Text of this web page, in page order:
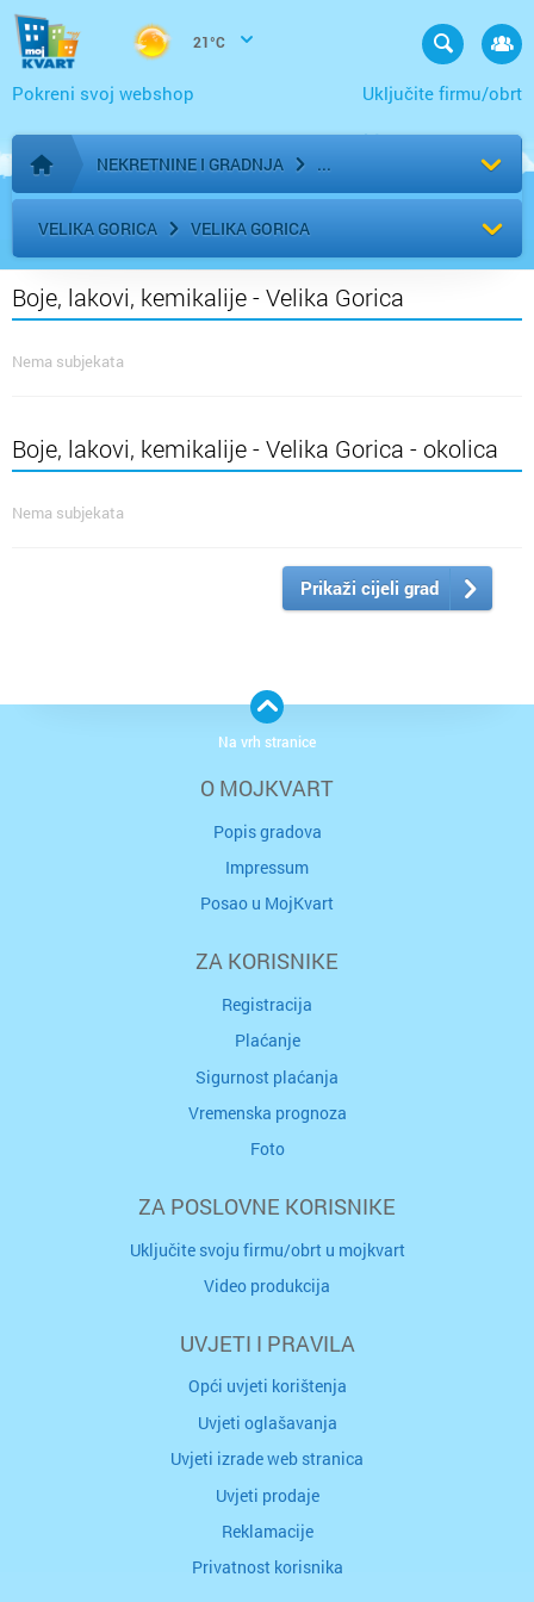
21°C
Uključite firmu/obrt
Pokreni svoj webshop
Početna stranica
NEKRETNINE I GRADNJA
VELIKA GORICA VELIKA GORICA
Boje, lakovi, kemikalije - Velika Gorica
Nema subjekata
Boje, lakovi, kemikalije - Velika Gorica - okolica
Nema subjekata
Prikaži cijeli grad
O MOJKVART
Popis gradova
Impressum
Posao u MojKvart
ZA KORISNIKE
Registracija
Plaćanje
Sigurnost plaćanja
Vremenska prognoza
Foto
ZA POSLOVNE KORISNIKE
Uključite svoju firmu/obrt u mojkvart
Video produkcija
UVJETI I PRAVILA
Opći uvjeti korištenja
Uvjeti oglašavanja
Uvjeti izrade web stranica
Uvjeti prodaje
Reklamacije
Privatnost korisnika
Na vrh stranice